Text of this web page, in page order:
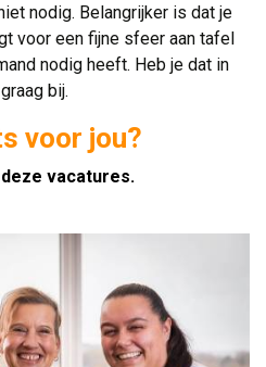
nodig. Belangrijker is dat je
voor een fijne sfeer aan tafel
nodig heeft. Heb je dat in
bij.
voor jou?
vacatures.